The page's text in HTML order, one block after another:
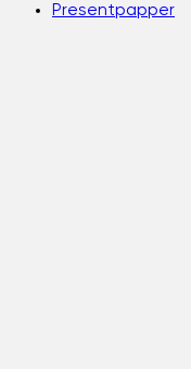
Presentpapper